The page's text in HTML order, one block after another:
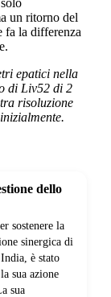
un ritorno del
fa la differenza
epatici nella
di Liv52 di 2
risoluzione
dello
sostenere la
sinergica di
è stato
sua azione
sua